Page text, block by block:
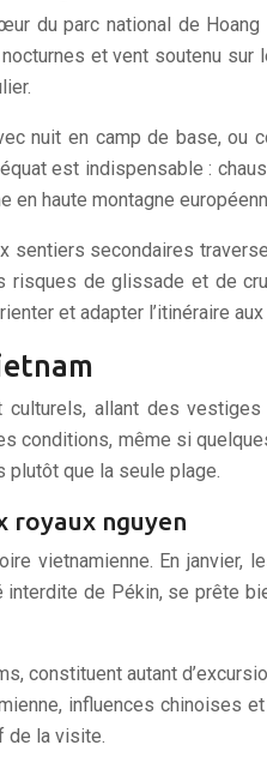
du parc national de
et vent soutenu sur
nuit en camp de base, ou
est indispensable :
haute montagne
sentiers secondaires
de glissade et de
et adapter l’itinéraire
allant des
même si
que la seule plage.
royaux nguyen
vietnamienne. En
de Pékin, se prête
autant
influences chinoises
de la visite.